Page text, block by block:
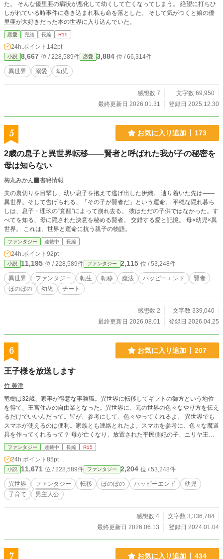
た。 そんな優里亜の病状が悪化して幼くして亡くなってしまう。 絶望に打ちひ
しがれている時事件に巻き込まれ私も命を落とした。 そして気がつくと娘の優
里亜が大好きだった本の世界に入り込んでいた。
恋愛 完結 長編 R15
24h.ポイント 142pt
小説 8,667 位 / 228,589件 恋愛 3,884 位 / 66,314件
異世界 溺愛 幼児
感想数 7
文字数 69,950
最終更新日 2026.01.31
登録日 2025.12.30
5 お気に入り追加 173
2歳の息子と異世界転移——賢者と呼ばれた我が子の秘密を
母は知らない
梅丸みかん
書籍情報
夫の裏切りを目撃し、幼い息子を抱えて逃げ出した伊織。 辿り着いた先は――
異世界。そして告げられる、「その子が賢者だ」という運命。 平穏な隠れ暮ら
しは、息子・理玖の“覚醒”によって崩れ去る。 彼はただの子供ではなかった。す
べてを知る、母に隠された決意を秘める賢者。 交錯する愛と記憶。 母×幼児×異
世界。 これは、世界と運命に抗う親子の物語。
ファンタジー 連載中 長編
24h.ポイント 92pt
小説 11,195 位 / 228,589件 ファンタジー 2,115 位 / 53,248件
異世界 ファンタジー 転生 転移 魔法 ハッピーエンド
賢者
ほのぼの
幼児 チート
感想数 2
文字数 339,040
最終更新日 2026.08.01
登録日 2026.04.25
6 お気に入り追加 207
王子様を放送します
竹 美津
竜樹は32歳、家事が得意な事務職。異世界に転移してギフトの御方という地位
を得て、王宮住みの自由業となった。異世界に、元の世界の色々なやり方を伝え
るだけでいいんだって。皆が、参考にして、色々やってくれるよ。 異世界でも
スマホが使えるのは便利。家族とも連絡とれたよ。スマホを参考に、色々な魔道
具を作ってくれるって？ 母が亡くなり、放置された平民側妃の子、ニリヤ王子
（5歳）と出会い、貴族側妃からのイジメをやめさせる。 よし、魔道具で、TV
を作ろう。そしてニリヤ王子を放送して、国民のアイドルにしちゃおう。 何だ
って？ニリヤ王子にオランネージュ王子とネクター王子の異母兄弟、２人もいる
って？まとめて面倒みたろうじゃん。仲良く力を合わせてな！ 放送事業と日常
のごちゃごちゃしたふれあい。出会い。旅もする予定ですが、まだなかなかそこ
まで話が到達しません。 ニリヤ王子と兄弟王子、３王子でわちゃわちゃ仲良
し。孤児の子供達や、獣人の国ワイルドウルフのアルディ王子、車椅子の貴族エ
たよ！ 教会の孤児達をテレビ電話で繋いだし、なんと転移魔法陣も！皆と会っ
説家になろうでも投稿しています。アルファポリスと同時進行しています。
ファンタジー 連載中 長編 R15
24h.ポイント 85pt
小説 11,671 位 / 228,589件 ファンタジー 2,204 位 / 53,248件
異世界 ファンタジー 転移 ほのぼの ハッピーエンド
幼児
子育て
男主人公
感想数 4
文字数 3,336,784
最終更新日 2026.06.13
登録日 2024.01.04
7 お気に入り追加 434